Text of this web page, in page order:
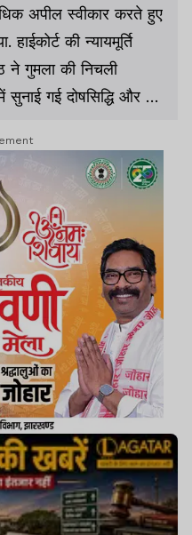
अपील स्वीकार करते हुए
की न्यायमूर्ति
ने गुमला की निचली
गई दोषसिद्धि और 9